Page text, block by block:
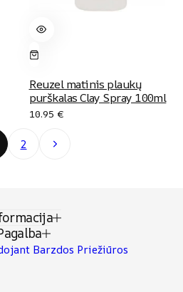
Reuzel matinis plaukų
purškalas Clay Spray 100ml
10.95 €
2 Next
Barzdos Priežiūros